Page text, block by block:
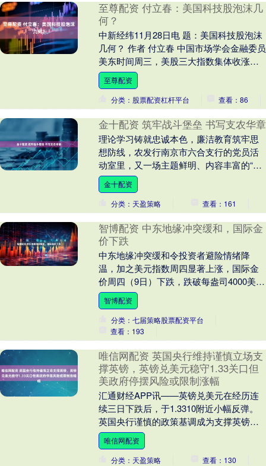
至尊配资 付立春：美国科技股泡沫几
何？
中新经纬11月28日电 题：美国科技股泡沫
几何？ 作者 付立春 中国市场学会金融委员
美东时间周三，美股三大指数集体收涨，
科技股表现强势，半导体板块涨幅居前，
博....
至尊配资
分类：股票配资杠杆平台
查看：86
金十配资 筑牢战斗堡垒 书写支农华章
理论学习铸就忠诚本色，廉洁教育筑牢思
想防线，农发行南京市六合支行的党员活
动室里，又一场主题鲜明、内容丰富的“三
会一课”学习正在进行。 近年来，农发行南
京市六合支....
金十配资
分类：天盈策略
查看：161
智博配资 中东地缘冲突缓和，国际金
价下跌
中东地缘冲突缓和令投资者避险情绪降
温，加之美元指数周四显著上涨，国际金
价周四（9日）下跌，跌破每盎司4000美元
整数关口。截至收盘，纽约商品交易所12
月黄金期价....
智博配资
分类：七届策略股票配资平台
查看：193
唯信网配资 英国央行维持谨慎立场支
撑英镑，英镑兑美元稳守1.33关口但
美政府停摆风险或限制涨幅
汇通财经APP讯——英镑兑美元在经历连
续三日下跌后，于1.3310附近小幅反弹。
英国央行谨慎的政策基调成为支撑英镑的
重要力量。英国央行货币政策委员凯瑟琳·
曼（C....
唯信网配资
分类：天盈策略
查看：130